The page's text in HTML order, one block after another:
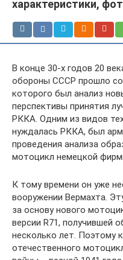
характеристики,
В конце 30-х годов 20
обороны СССР прошло
которого был анализ
перспективы принятия
РККА. Одним из видов
нуждалась РККА, был
проведения анализа
мотоцикл немецкой
К тому времени он уже
вооружении Вермахта.
за основу нового
версии R71, получившей
несколько лет. Поэтому
отечественного